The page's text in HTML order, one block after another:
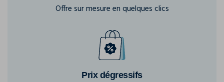
Offre sur mesure en quelques clics
Prix dégressifs